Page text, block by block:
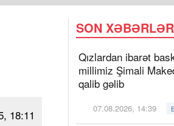
18:11
SON XƏBƏRLƏR
Qızlardan ibarət
millimiz Şimali
qalib gəlib
07.08.2026, 14:39